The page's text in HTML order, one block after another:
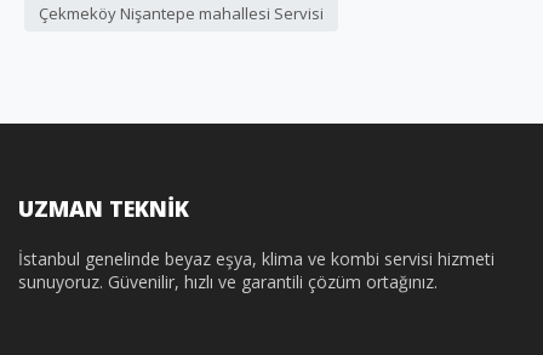
Çekmeköy Nişantepe mahallesi Servisi
UZMAN TEKNİK
İstanbul genelinde beyaz eşya, klima ve kombi servisi hizmeti
sunuyoruz. Güvenilir, hızlı ve garantili çözüm ortağınız.